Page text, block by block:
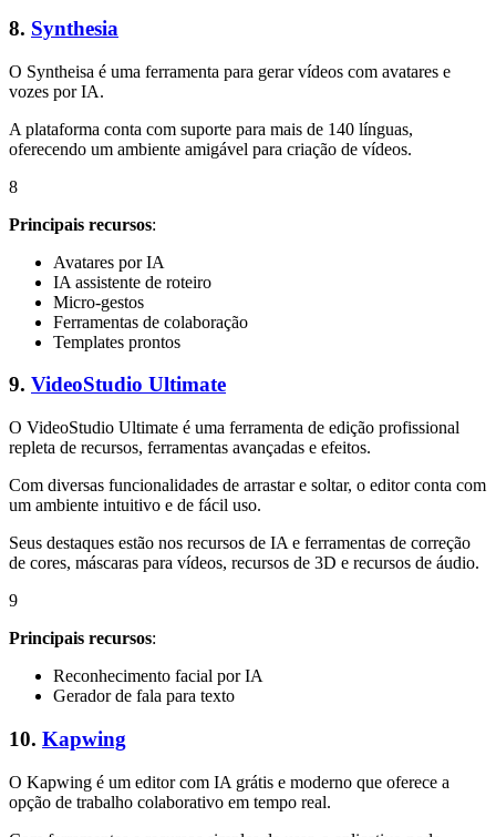
8. Synthesia
O Syntheisa é uma ferramenta para gerar vídeos com avatares e
vozes por IA.
A plataforma conta com suporte para mais de 140 línguas,
oferecendo um ambiente amigável para criação de vídeos.
8
Principais recursos:
Avatares por IA
IA assistente de roteiro
Micro-gestos
Ferramentas de colaboração
Templates prontos
9. VideoStudio Ultimate
O VideoStudio Ultimate é uma ferramenta de edição profissional
repleta de recursos, ferramentas avançadas e efeitos.
Com diversas funcionalidades de arrastar e soltar, o editor conta com
um ambiente intuitivo e de fácil uso.
Seus destaques estão nos recursos de IA e ferramentas de correção
de cores, máscaras para vídeos, recursos de 3D e recursos de áudio.
9
Principais recursos:
Reconhecimento facial por IA
Gerador de fala para texto
10. Kapwing
O Kapwing é um editor com IA grátis e moderno que oferece a
opção de trabalho colaborativo em tempo real.